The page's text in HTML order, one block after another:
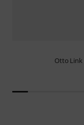
Otto Link